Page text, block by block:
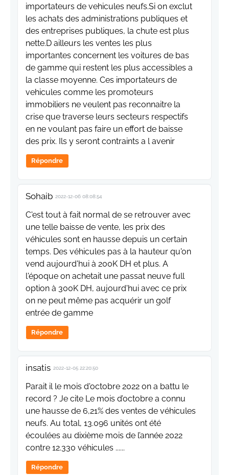
importateurs de vehicules neufs.Si on exclut
les achats des administrations publiques et
des entreprises publiques, la chute est plus
nette.D ailleurs les ventes les plus
importantes concernent les voitures de bas
de gamme qui restent les plus accessibles a
la classe moyenne. Ces importateurs de
vehicules comme les promoteurs
immobiliers ne veulent pas reconnaitre la
crise que traverse leurs secteurs respectifs
en ne voulant pas faire un effort de baisse
des prix. Ils y seront contraints a l avenir
Répondre
Sohaib 2022-12-06 08:08:54
C'est tout à fait normal de se retrouver avec
une telle baisse de vente, les prix des
véhicules sont en hausse depuis un certain
temps. Des véhicules pas à la hauteur qu'on
vend aujourd'hui à 200K DH et plus. A
l'époque on achetait une passat neuve full
option à 300K DH, aujourd'hui avec ce prix
on ne peut même pas acquérir un golf
entrée de gamme
Répondre
insatis 2022-12-05 22:20:50
Parait il le mois d'octobre 2022 on a battu le
record ? Je cite Le mois d’octobre a connu
une hausse de 6,21% des ventes de véhicules
neufs. Au total, 13.096 unités ont été
écoulées au dixième mois de l’année 2022
contre 12.330 véhicules ......
Répondre